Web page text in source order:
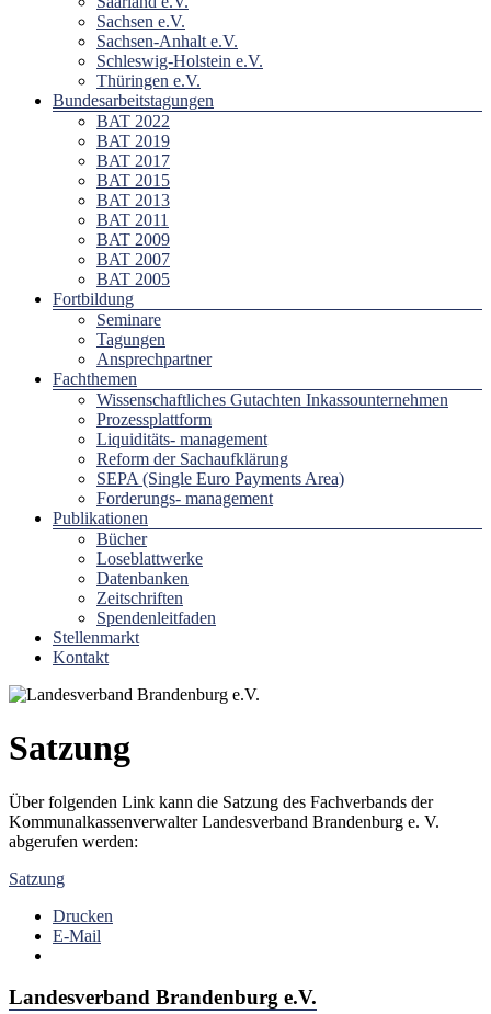
Sachsen e.V.
Sachsen-Anhalt e.V.
Schleswig-Holstein e.V.
Thüringen e.V.
Bundesarbeitstagungen
BAT 2022
BAT 2019
BAT 2017
BAT 2015
BAT 2013
BAT 2011
BAT 2009
BAT 2007
BAT 2005
Fortbildung
Seminare
Tagungen
Ansprechpartner
Fachthemen
Wissenschaftliches Gutachten Inkassounternehmen
Prozessplattform
Liquiditäts- management
Reform der Sachaufklärung
SEPA (Single Euro Payments Area)
Forderungs- management
Publikationen
Bücher
Loseblattwerke
Datenbanken
Zeitschriften
Spendenleitfaden
Stellenmarkt
Kontakt
Satzung
Über folgenden Link kann die Satzung des Fachverbands der
Kommunalkassenverwalter Landesverband Brandenburg e. V.
abgerufen werden:
Satzung
Drucken
E-Mail
Landesverband Brandenburg e.V.